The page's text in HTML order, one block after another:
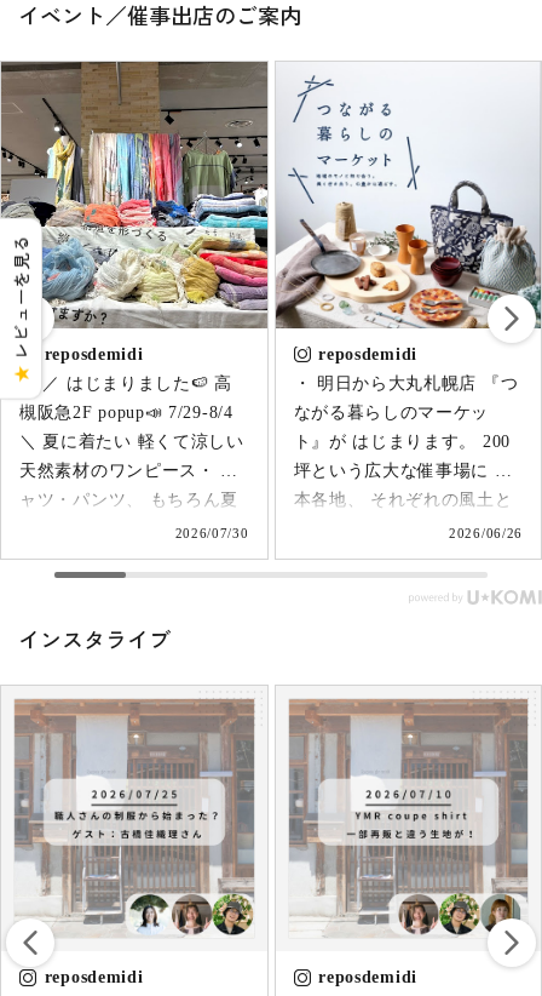
イベント／催事出店のご案内
reposdemidi
・ 明日から大丸札幌店 『つ
ながる暮らしのマーケッ
ト』が はじまります。 200
坪という広大な催事場に 日
本各地、 それぞれの風土と
歴史あるまちの 作り手から
生まれた 暮らしと心を 豊か
会場でお待ちしてます♪
デミディブースでは イベン
トに合わせた 6社の集合体で
展開させて頂きます📣
▽▼▽▼▽ ◉兵庫県 天然素
材のイッテンモノ tamaki
niime @tamakiniime_mura ◉
福岡県 久留米絣のもんぺ う
なぎの寝床
@unaginonedoko_monpe ◉静
岡県 遠州織物 古橋織布
2026/06/26
reposdemidi
・ 年に一度の大阪会場 “今
日も機嫌よく。” はじまりま
した！ 5/27-6/2 阪急うめだ
本店10F スークパーク ／
5/28 14:00〜 特別企画 トー
クショー 『産地発アパレル
という選択』 @hankyu_souq
@toyosenico @tr_eq
@sasaki_kyo7
@tatsumi_mokkou
@uokuni_shouten
@genmaidecaf_jp
#reposdemidi #阪急百貨店 #
2026/05/28
インスタライブ
reposdemidi
reposdemidi
★
レビューを見る